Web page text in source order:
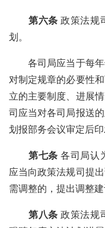
第六条 政策法规
划。
各司局应当于每
对制定规章的必要性
立的主要制度、进展
司应当对各司局报送
划报部务会议审定后印
第七条 各司局认
应当向政策法规司提
需调整的，提出调整建
第八条 政策法规